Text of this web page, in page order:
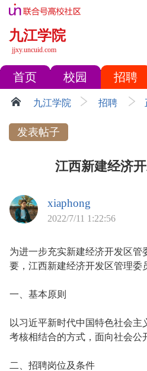
九江学院
jjxy.uncuid.com
首页 校园 招聘
九江学院 招聘
发表帖子
江西新建经济
xiaphong
2022/7/11 1:22:56
为进一步充实新建经济开发区
要，江西新建经济开发区管理委
一、基本原则
以习近平新时代中国特色社会
考核相结合的方式，面向社会公
二、招聘岗位及条件